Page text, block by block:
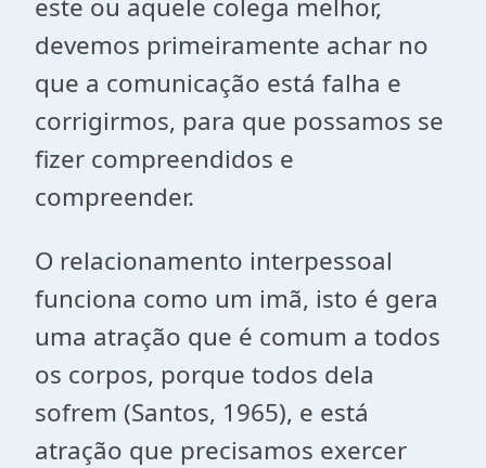
este ou aquele colega melhor,
devemos primeiramente achar no
que a comunicação está falha e
corrigirmos, para que possamos se
fizer compreendidos e
compreender.
O relacionamento interpessoal
funciona como um imã, isto é gera
uma atração que é comum a todos
os corpos, porque todos dela
sofrem (Santos, 1965), e está
atração que precisamos exercer